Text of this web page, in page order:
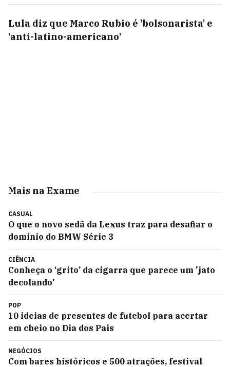
Lula diz que Marco Rubio é 'bolsonarista' e
'anti-latino-americano'
Mais na Exame
CASUAL
O que o novo sedã da Lexus traz para desafiar o
domínio do BMW Série 3
CIÊNCIA
Conheça o ‘grito’ da cigarra que parece um 'jato
decolando'
POP
10 ideias de presentes de futebol para acertar
em cheio no Dia dos Pais
NEGÓCIOS
Com bares históricos e 500 atrações, festival